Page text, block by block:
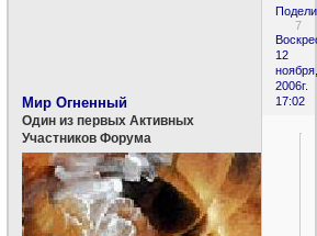
7
12
ноября,
2006г.
17:02
Мир Огненный
Один из первых Активных
Участников Форума